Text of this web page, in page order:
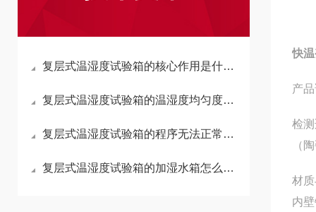
复层式温湿度试验箱的核心作用是什么？
复层式温湿度试验箱的温湿度均匀度超标，怎么排查解决？
复层式温湿度试验箱的程序无法正常运行，如何解决？
复层式温湿度试验箱的加湿水箱怎么加水？
快
产
检
（
材
内